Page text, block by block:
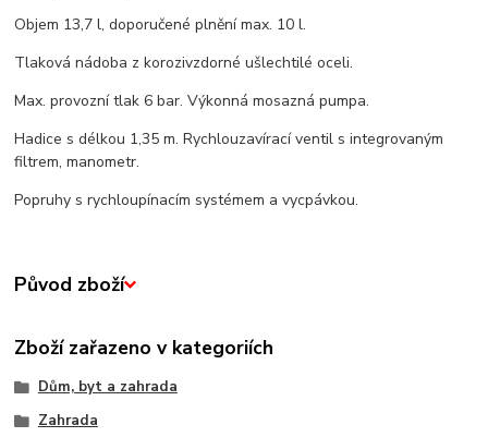
Objem 13,7 l, doporučené plnění max. 10 l.
Tlaková nádoba z korozivzdorné ušlechtilé oceli.
Max. provozní tlak 6 bar. Výkonná mosazná pumpa.
Hadice s délkou 1,35 m. Rychlouzavírací ventil s integrovaným
filtrem, manometr.
Popruhy s rychloupínacím systémem a vycpávkou.
Původ zboží
Zboží zařazeno v kategoriích
Dům, byt a zahrada
Zahrada